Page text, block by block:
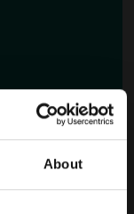
About